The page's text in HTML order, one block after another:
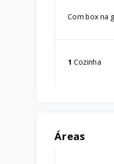
Com box na
1 Cozinha
Áreas